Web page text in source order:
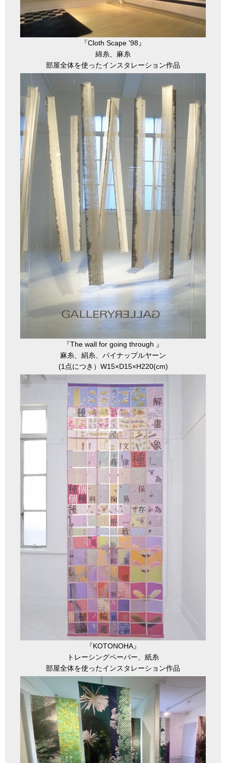
『Cloth Scape '98』
綿糸、麻糸
部屋全体を使ったインスタレーション作品
『The wall for going through 』
麻糸、絹糸、パイナップルヤーン
(1点につき）W15×D15×H220(cm)
『KOTONOHA』
トレーシングペーパー、紙糸
部屋全体を使ったインスタレーション作品